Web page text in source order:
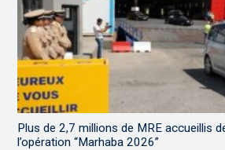
Plus de 2,7 millions de MRE accueillis
l’opération “Marhaba 2026”